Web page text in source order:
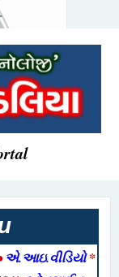
એ.આઇ.વીડિયો*